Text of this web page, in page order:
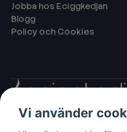
Jobba hos Eciggkedjan
Blogg
Policy och Cookies
Vi använder